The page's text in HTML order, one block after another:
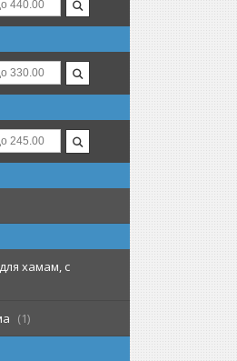
хамам, с
1